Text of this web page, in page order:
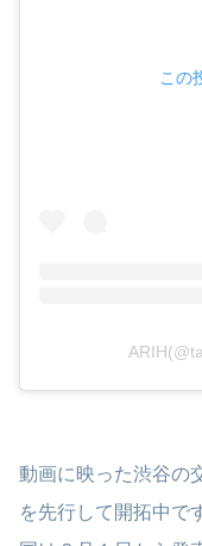
この
動画に映った渋谷の
を先行して開拓中で